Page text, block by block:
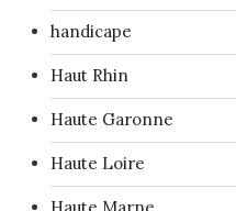
handicape
Haut Rhin
Haute Garonne
Haute Loire